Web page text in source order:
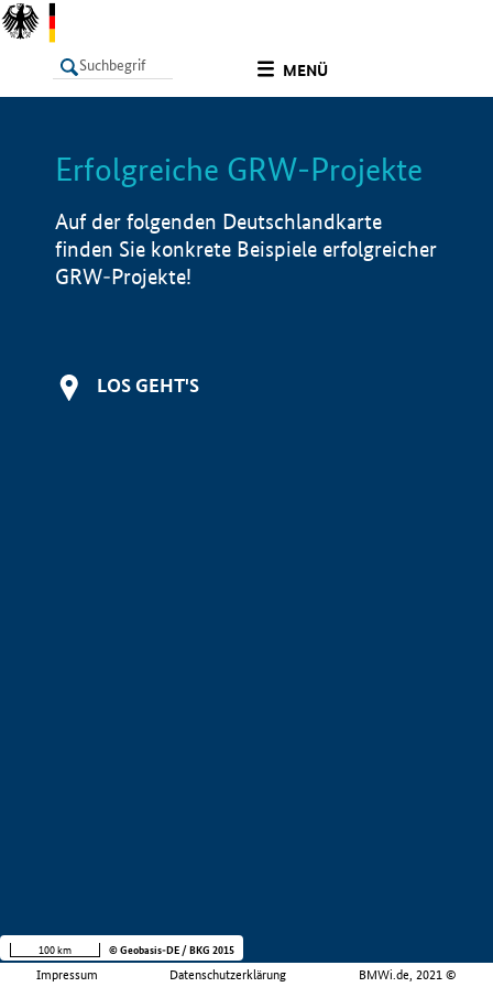
MENÜ
LISTE Info
Erfolgreiche GRW-Projekte
Auf der folgenden Deutschlandkarte
finden Sie konkrete Beispiele erfolgreicher
GRW-Projekte!
LOS GEHT'S
Impressum Datenschutzerklärung BMWi.de, 2021 ©
100 km © Geobasis-DE / BKG 2015